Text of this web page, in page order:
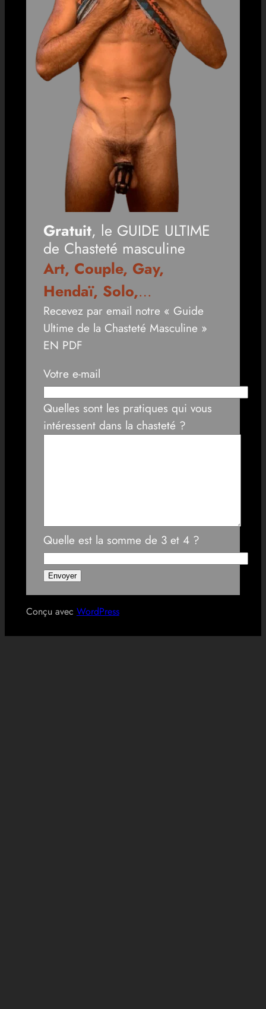
Gratuit, le GUIDE ULTIME
de Chasteté masculine
Art, Couple, Gay,
Hendaï, Solo,…
Recevez par email notre « Guide
Ultime de la Chasteté Masculine »
EN PDF
Votre e-mail
Quelles sont les pratiques qui vous
intéressent dans la chasteté ?
Quelle est la somme de 3 et 4 ?
Conçu avec WordPress